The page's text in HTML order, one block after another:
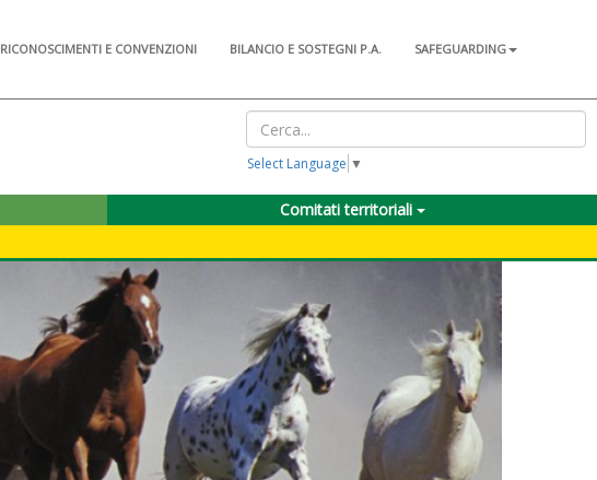
RICONOSCIMENTI E CONVENZIONI BILANCIO E SOSTEGNI P.A.
SAFEGUARDING
Select Language ▼
Comitati territoriali